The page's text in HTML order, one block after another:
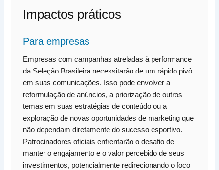
Impactos práticos
Para empresas
Empresas com campanhas atreladas à performance
da Seleção Brasileira necessitarão de um rápido pivô
em suas comunicações. Isso pode envolver a
reformulação de anúncios, a priorização de outros
temas em suas estratégias de conteúdo ou a
exploração de novas oportunidades de marketing que
não dependam diretamente do sucesso esportivo.
Patrocinadores oficiais enfrentarão o desafio de
manter o engajamento e o valor percebido de seus
investimentos, potencialmente redirecionando o foco